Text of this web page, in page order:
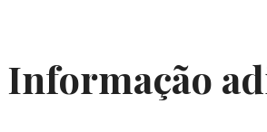
Informação